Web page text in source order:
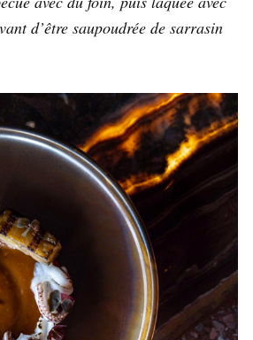
d’être saupoudrée de sarrasin